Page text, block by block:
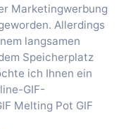
Marketingwerbung
Allerdings
langsamen
Speicherplatz
ich Ihnen ein
GIF-
Melting Pot GIF